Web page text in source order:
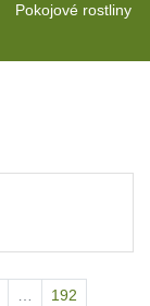
Pokojové rostliny
192